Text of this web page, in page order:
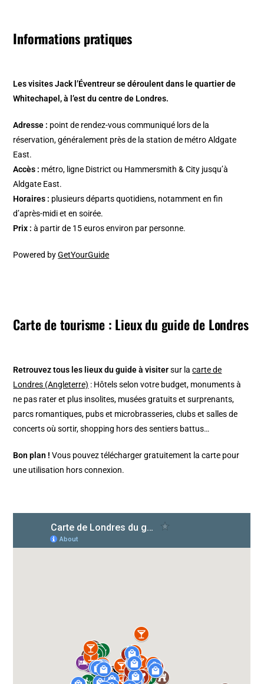
Informations pratiques
Les visites Jack l’Éventreur se déroulent dans le quartier de
Whitechapel, à l’est du centre de Londres.
Adresse : point de rendez-vous communiqué lors de la
réservation, généralement près de la station de métro Aldgate
East.
Accès : métro, ligne District ou Hammersmith & City jusqu’à
Aldgate East.
Horaires : plusieurs départs quotidiens, notamment en fin
d’après-midi et en soirée.
Prix : à partir de 15 euros environ par personne.
Powered byGetYourGuide
Carte de tourisme : Lieux du guide de Londres
Retrouvez tous les lieux du guide à visitersur lacarte de
Londres (Angleterre) : Hôtels selon votre budget, monuments à
ne pas rater et plus insolites, musées gratuits et surprenants,
parcs romantiques, pubs et microbrasseries, clubs et salles de
concerts où sortir, shopping hors des sentiers battus…
Bon plan !Vous pouvez télécharger gratuitement la carte pour
une utilisation hors connexion.